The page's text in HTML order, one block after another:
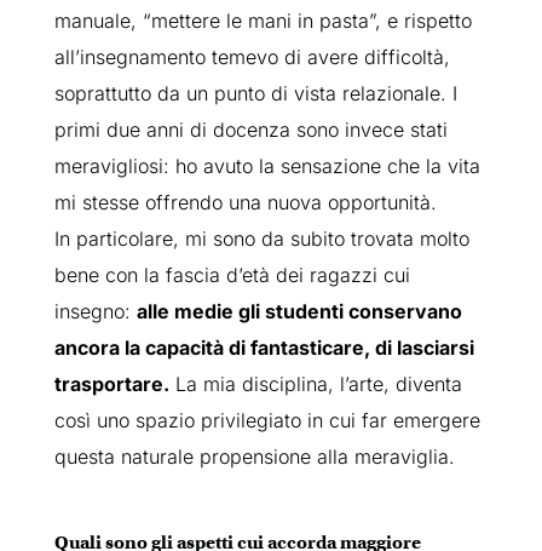
manuale, “mettere le mani in pasta”, e rispetto
all’insegnamento temevo di avere difficoltà,
soprattutto da un punto di vista relazionale. I
primi due anni di docenza sono invece stati
meravigliosi: ho avuto la sensazione che la vita
mi stesse offrendo una nuova opportunità.
In particolare, mi sono da subito trovata molto
bene con la fascia d’età dei ragazzi cui
insegno: alle medie gli studenti conservano
ancora la capacità di fantasticare, di lasciarsi
trasportare. La mia disciplina, l’arte, diventa
così uno spazio privilegiato in cui far emergere
questa naturale propensione alla meraviglia.
Quali sono gli aspetti cui accorda maggiore